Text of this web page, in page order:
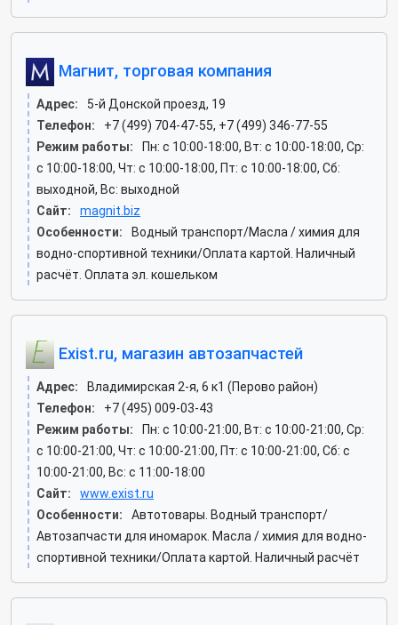
Магнит, торговая компания
Адрес:
5-й Донской проезд, 19
Телефон:
+7 (499) 704-47-55, +7 (499) 346-77-55
Режим работы:
Пн: c 10:00-18:00, Вт: c 10:00-18:00, Ср:
c 10:00-18:00, Чт: c 10:00-18:00, Пт: c 10:00-18:00, Сб:
выходной, Вс: выходной
Сайт:
magnit.biz
Особенности:
Водный транспорт/Масла / химия для
водно-спортивной техники/Оплата картой. Наличный
расчёт. Оплата эл. кошельком
Exist.ru, магазин автозапчастей
Адрес:
Владимирская 2-я, 6 к1 (Перово район)
Телефон:
+7 (495) 009-03-43
Режим работы:
Пн: c 10:00-21:00, Вт: c 10:00-21:00, Ср:
c 10:00-21:00, Чт: c 10:00-21:00, Пт: c 10:00-21:00, Сб: c
10:00-21:00, Вс: c 11:00-18:00
Сайт:
www.exist.ru
Особенности:
Автотовары. Водный транспорт/
Автозапчасти для иномарок. Масла / химия для водно-
спортивной техники/Оплата картой. Наличный расчёт